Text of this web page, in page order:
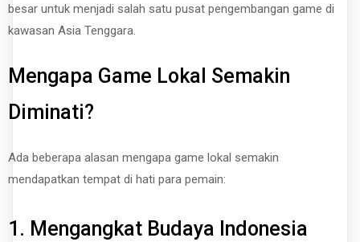
besar untuk menjadi salah satu pusat pengembangan game di
kawasan Asia Tenggara.
Mengapa Game Lokal Semakin
Diminati?
Ada beberapa alasan mengapa game lokal semakin
mendapatkan tempat di hati para pemain:
1. Mengangkat Budaya Indonesia